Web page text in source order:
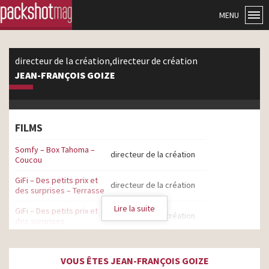
MENU
directeur de la création,directeur de création
JEAN-FRANÇOIS GOIZE
FILMS
Somfy – Box Tahoma –
Coucou
directeur de la création
GiFi – Des petits prix et
des surprises – Terrasse
directeur de la création
GiFi – Des petits prix et
des surprises
directeur de la création
sont nos prix – Noël
directeur de la création
Lire la suite
VOUS ÊTES JEAN-FRANÇOIS GOIZE